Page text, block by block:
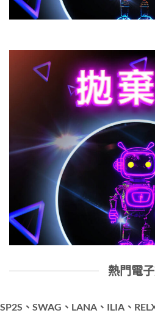
熱門電
SP2S、SWAG、LANA、ILIA、